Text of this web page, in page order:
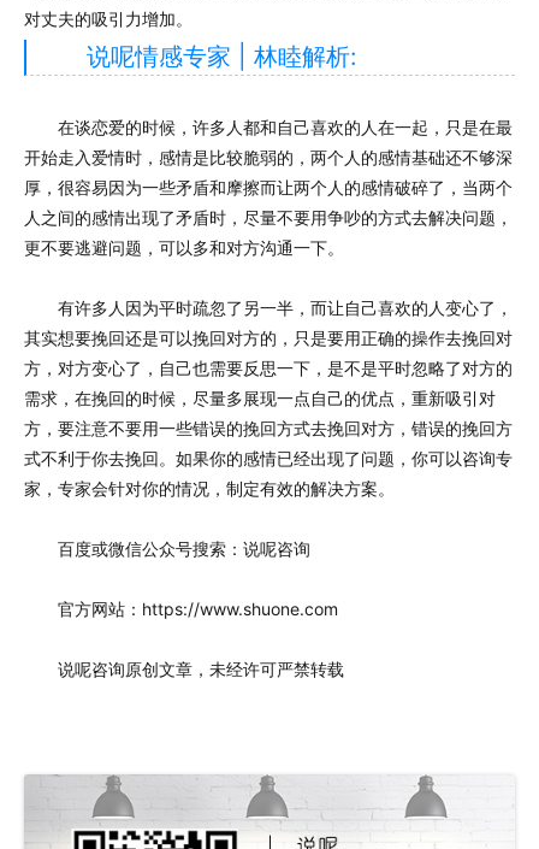
对丈夫的吸引力增加。
说呢情感专家 | 林睦解析:
在谈恋爱的时候，许多人都和自己喜欢的人在一起，只是在最
开始走入爱情时，感情是比较脆弱的，两个人的感情基础还不够深
厚，很容易因为一些矛盾和摩擦而让两个人的感情破碎了，当两个
人之间的感情出现了矛盾时，尽量不要用争吵的方式去解决问题，
更不要逃避问题，可以多和对方沟通一下。
有许多人因为平时疏忽了另一半，而让自己喜欢的人变心了，
其实想要挽回还是可以挽回对方的，只是要用正确的操作去挽回对
方，对方变心了，自己也需要反思一下，是不是平时忽略了对方的
需求，在挽回的时候，尽量多展现一点自己的优点，重新吸引对
方，要注意不要用一些错误的挽回方式去挽回对方，错误的挽回方
式不利于你去挽回。如果你的感情已经出现了问题，你可以咨询专
家，专家会针对你的情况，制定有效的解决方案。
百度或微信公众号搜索：说呢咨询
官方网站：https://www.shuone.com
说呢咨询原创文章，未经许可严禁转载